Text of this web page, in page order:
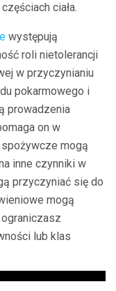
ciała.
występują
roli nietolerancji
w przyczynianiu
pokarmowego i
prowadzenia
on w
mogą
inne czynniki w
przyczyniać się do
mogą
lub klas